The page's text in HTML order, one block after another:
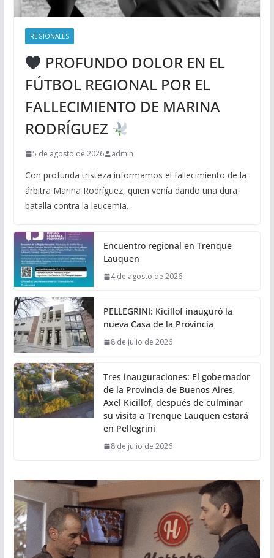
REGIONALES
PROFUNDO DOLOR EN EL
FÚTBOL REGIONAL POR EL
FALLECIMIENTO DE MARINA
RODRÍGUEZ
5 de agosto de 2026 admin
Con profunda tristeza informamos el fallecimiento de la
árbitra Marina Rodríguez, quien venía dando una dura
batalla contra la leucemia.
Encuentro regional en Trenque
Lauquen
4 de agosto de 2026
PELLEGRINI: Kicillof inauguró la
nueva Casa de la Provincia
8 de julio de 2026
Tres inauguraciones: El gobernador
de la Provincia de Buenos Aires,
Axel Kicillof, después de culminar
su visita a Trenque Lauquen estará
en Pellegrini
8 de julio de 2026